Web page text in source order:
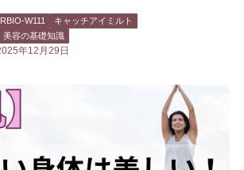
W111
キャッチアイミルト
美容の基礎知識
年12月29日